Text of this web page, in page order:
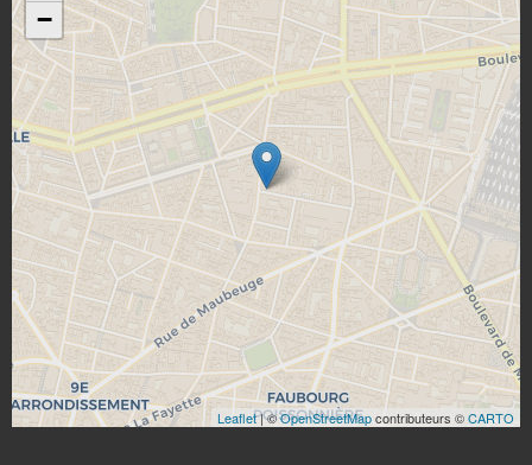
−
Leaflet| ©OpenStreetMapcontributeurs ©CARTO